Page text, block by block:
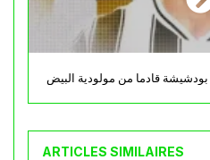
قادما من مولودية البيض
ARTICLES SIMILAIRES